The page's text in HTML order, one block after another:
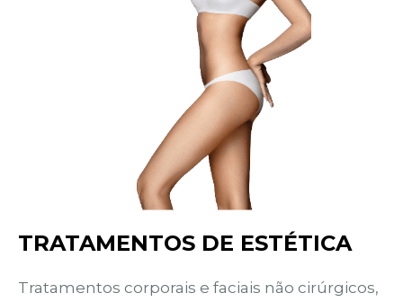
TRATAMENTOS DE ESTÉTICA
Tratamentos corporais e faciais não cirúrgicos,